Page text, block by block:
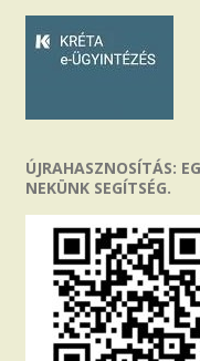
ÚJRAHASZNOSÍTÁS:
NEKÜNK SEGÍTSÉG.